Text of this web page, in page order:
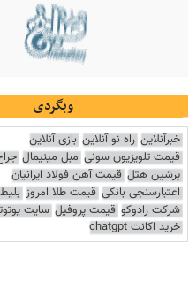
وبگردی
خبرآنلاین راه نو آنلاین بازی آنلاین
قیمت تلویزیون سونی مبل مینیمال
پرشین هتل قیمت آهن فولاد ایرانیان
اعتبارسنجی بانکی قیمت طلا امروز
شرکت رادوکو قیمت پروفیل سایت
خرید اکانت chatgpt